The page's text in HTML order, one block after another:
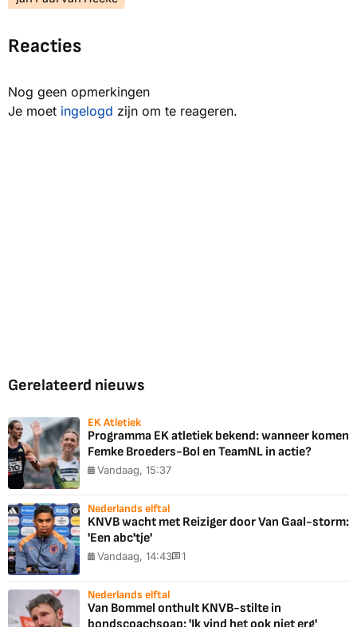
Reacties
Nog geen opmerkingen
Je moet ingelogd zijn om te reageren.
Gerelateerd nieuws
EK Atletiek
Programma EK atletiek bekend: wanneer komen
Femke Broeders-Bol en TeamNL in actie?
Vandaag, 15:37
Nederlands elftal
KNVB wacht met Reiziger door Van Gaal-storm:
'Een abc'tje'
Vandaag, 14:43 1
Nederlands elftal
Van Bommel onthult KNVB-stilte in